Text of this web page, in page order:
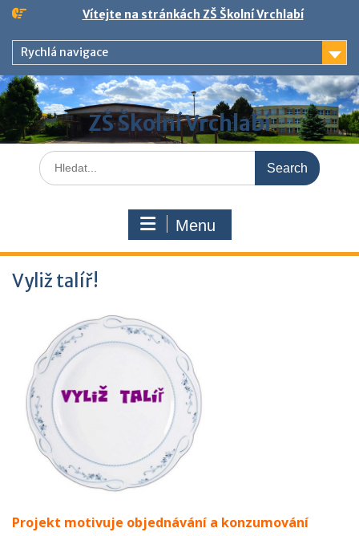
Skip
content
Vítejte na stránkách ZŠ Školní Vrchlabí
Rychlá navigace
ZŠ Školní Vrchlabí
Search
for:
Menu
Vyliž talíř!
Projekt motivuje objednávání a konzumování